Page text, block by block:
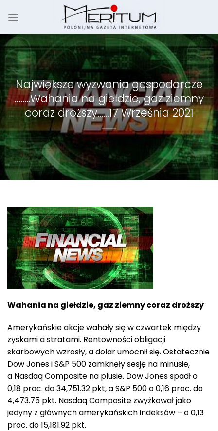
Największe wyzwania gospodarcze
……..Wahania na giełdzie, gaz ziemny
coraz droższy……17 Września 2021
Wahania na giełdzie, gaz ziemny coraz droższy
Amerykańskie akcje wahały się w czwartek między
zyskami a stratami. Rentowności obligacji
skarbowych wzrosły, a dolar umocnił się. Ostatecznie
Dow Jones i S&P 500 zamknęły sesję na minusie,
a Nasdaq Composite na plusie. Dow Jones spadł o
0,18 proc. do 34,751.32 pkt, a S&P 500 o 0,16 proc. do
4,473.75 pkt. Nasdaq Composite zwyżkował jako
jedyny z głównych amerykańskich indeksów – o 0,13
proc. do 15,181.92 pkt.